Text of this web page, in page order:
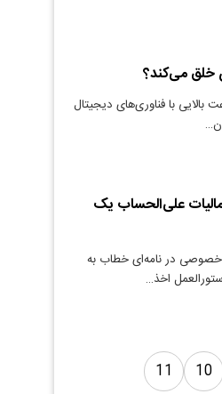
خلق می‌کند؟
با فناوری‌های دیجیتال
علی‌الحساب یک
در نامه‌ای خطاب به
اخذ…
10
11